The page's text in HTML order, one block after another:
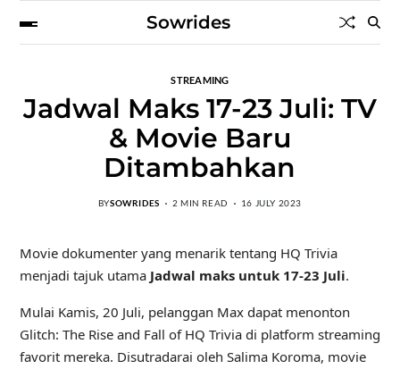
Sowrides
STREAMING
Jadwal Maks 17-23 Juli: TV
& Movie Baru
Ditambahkan
BYSOWRIDES 2 MIN READ 16 JULY 2023
Movie dokumenter yang menarik tentang HQ Trivia
menjadi tajuk utama Jadwal maks untuk 17-23 Juli.
Mulai Kamis, 20 Juli, pelanggan Max dapat menonton
Glitch: The Rise and Fall of HQ Trivia di platform streaming
favorit mereka. Disutradarai oleh Salima Koroma, movie